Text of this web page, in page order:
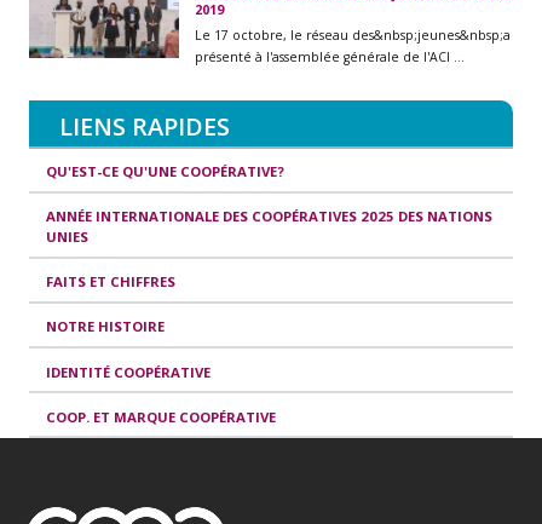
2019
Le 17 octobre, le réseau des&nbsp;jeunes&nbsp;a
présenté à l'assemblée générale de l'ACI ...
LIENS RAPIDES
QU'EST-CE QU'UNE COOPÉRATIVE?
ANNÉE INTERNATIONALE DES COOPÉRATIVES 2025 DES NATIONS
UNIES
FAITS ET CHIFFRES
NOTRE HISTOIRE
IDENTITÉ COOPÉRATIVE
COOP. ET MARQUE COOPÉRATIVE